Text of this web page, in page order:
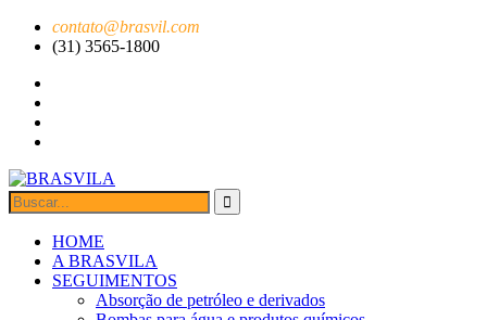
contato@brasvil.com
(31) 3565-1800
HOME
A BRASVILA
SEGUIMENTOS
Absorção de petróleo e derivados